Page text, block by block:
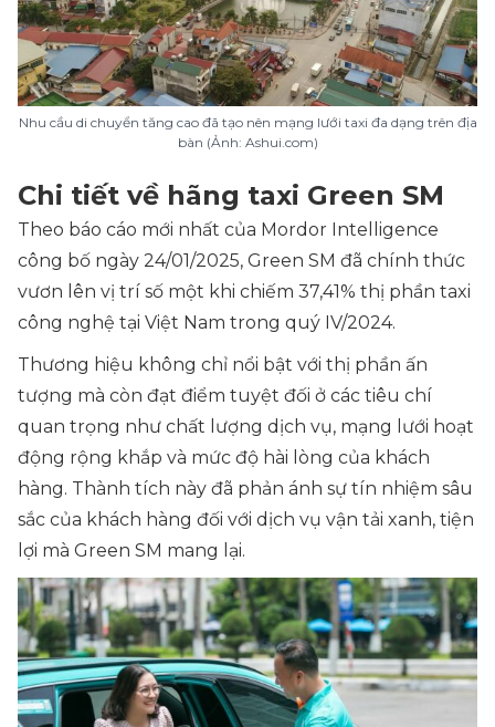
Nhu cầu di chuyển tăng cao đã tạo nên mạng lưới taxi đa dạng trên địa
bàn (Ảnh: Ashui.com)
Chi tiết về hãng taxi Green SM
Theo báo cáo mới nhất của Mordor Intelligence
công bố ngày 24/01/2025, Green SM đã chính thức
vươn lên vị trí số một khi chiếm 37,41% thị phần taxi
công nghệ tại Việt Nam trong quý IV/2024.
Thương hiệu không chỉ nổi bật với thị phần ấn
tượng mà còn đạt điểm tuyệt đối ở các tiêu chí
quan trọng như chất lượng dịch vụ, mạng lưới hoạt
động rộng khắp và mức độ hài lòng của khách
hàng. Thành tích này đã phản ánh sự tín nhiệm sâu
sắc của khách hàng đối với dịch vụ vận tải xanh, tiện
lợi mà Green SM mang lại.